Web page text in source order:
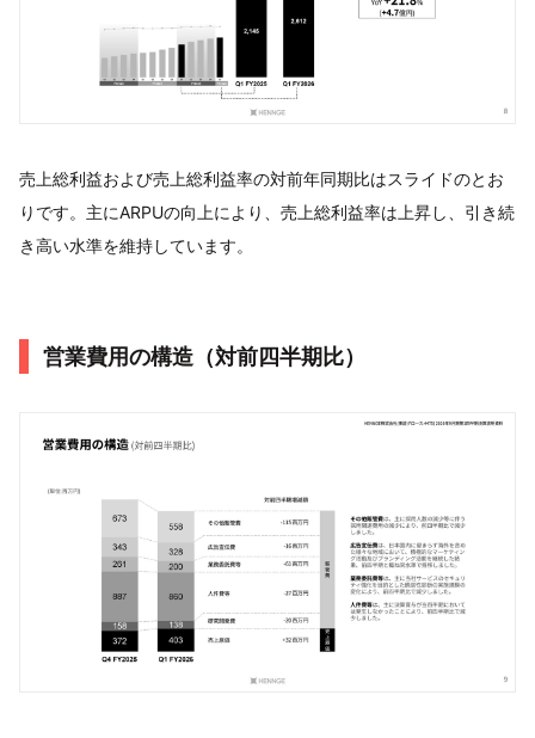
売上総利益および売上総利益率の対前年同期比はスライドのとお
りです。主にARPUの向上により、売上総利益率は上昇し、引き続
き高い水準を維持しています。
営業費用の構造（対前四半期比）